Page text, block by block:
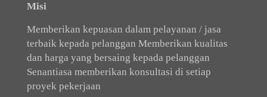
Misi
Memberikan kepuasan dalam pelayanan / jasa
terbaik kepada pelanggan Memberikan kualitas
dan harga yang bersaing kepada pelanggan
Senantiasa memberikan konsultasi di setiap
proyek pekerjaan